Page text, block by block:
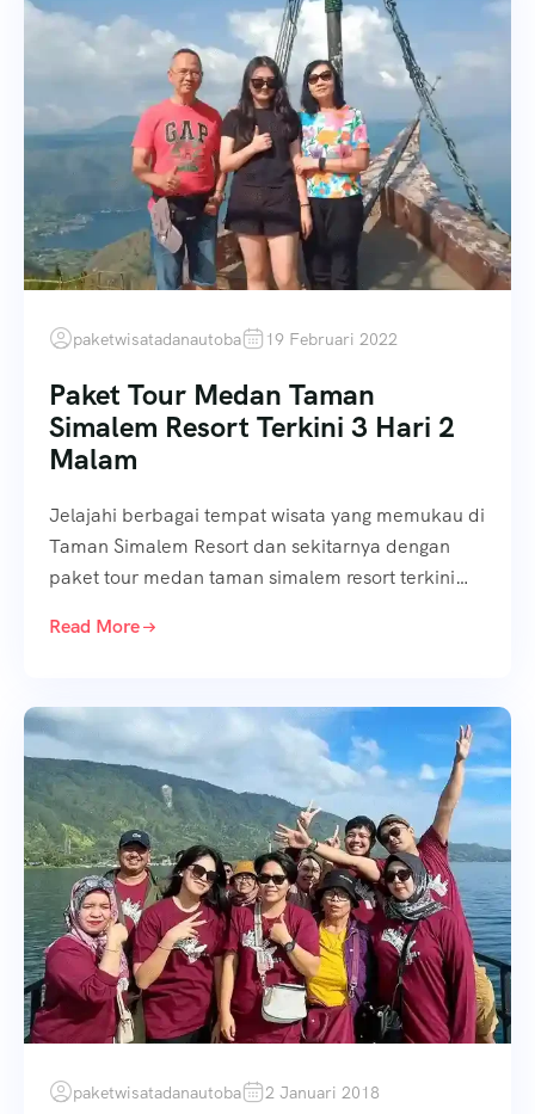
paketwisatadanautoba 19 Februari 2022
Paket Tour Medan Taman
Simalem Resort Terkini 3 Hari 2
Malam
Jelajahi berbagai tempat wisata yang memukau di
Taman Simalem Resort dan sekitarnya dengan
paket tour medan taman simalem resort terkini…
Read More
paketwisatadanautoba 2 Januari 2018